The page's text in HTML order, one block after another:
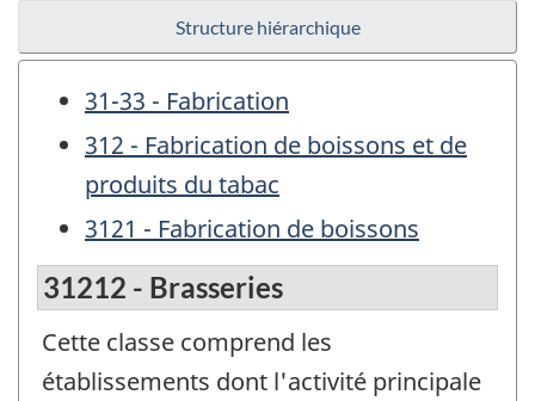
Structure hiérarchique
31-33 - Fabrication
312 - Fabrication de boissons et de
produits du tabac
3121 - Fabrication de boissons
31212 - Brasseries
Cette classe comprend les
établissements dont l'activité principale